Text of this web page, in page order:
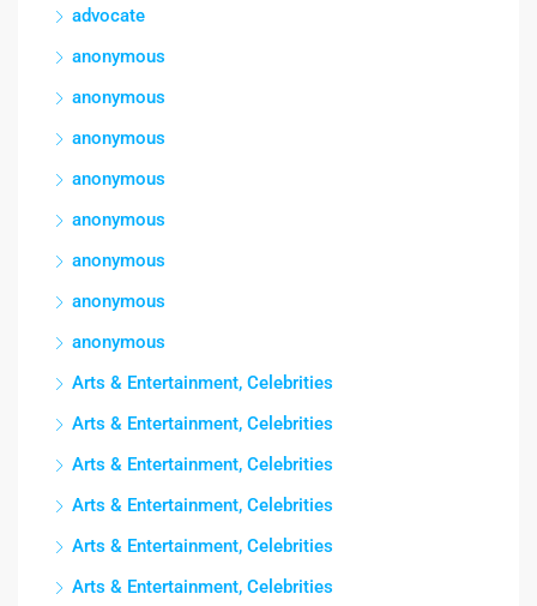
advocate
anonymous
anonymous
anonymous
anonymous
anonymous
anonymous
anonymous
anonymous
Arts & Entertainment, Celebrities
Arts & Entertainment, Celebrities
Arts & Entertainment, Celebrities
Arts & Entertainment, Celebrities
Arts & Entertainment, Celebrities
Arts & Entertainment, Celebrities